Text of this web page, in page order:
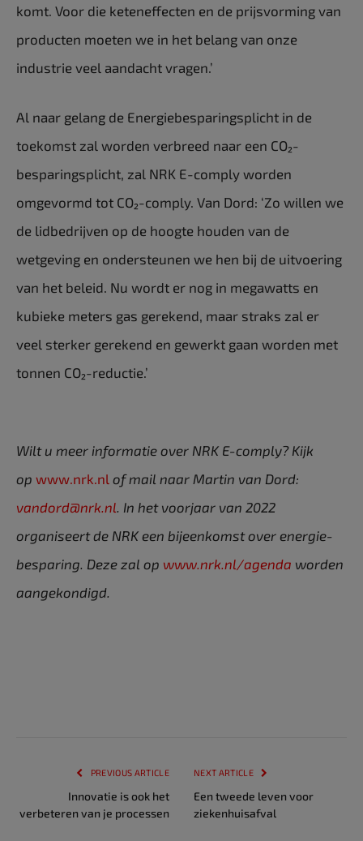
komt. Voor die keteneffecten en de prijsvorming van
producten moeten we in het belang van onze
industrie veel aandacht vragen.’
Al naar gelang de Energiebesparingsplicht in de
toekomst zal worden verbreed naar een CO₂-
besparingsplicht, zal NRK E-comply worden
omgevormd tot CO₂-comply. Van Dord: ‘Zo willen we
de lidbedrijven op de hoogte houden van de
wetgeving en ondersteunen we hen bij de uitvoering
van het beleid. Nu wordt er nog in megawatts en
kubieke meters gas gerekend, maar straks zal er
veel sterker gerekend en gewerkt gaan worden met
tonnen CO₂-reductie.’
Wilt u meer informatie over NRK E-comply? Kijk
op www.nrk.nl of mail naar Martin van Dord:
vandord@nrk.nl. In het voorjaar van 2022
organiseert de NRK een bijeenkomst over energie-
besparing. Deze zal op www.nrk.nl/agenda worden
aangekondigd.
PREVIOUS ARTICLE
Innovatie is ook het
verbeteren van je processen
NEXT ARTICLE
Een tweede leven voor
ziekenhuisafval